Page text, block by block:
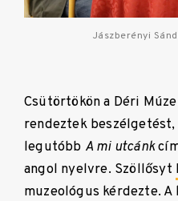
Jászberényi
Csütörtökön a Déri
rendeztek
legutóbb A mi utcánk
angol nyelvre. Szöllősyt
muzeológus kérdezte.